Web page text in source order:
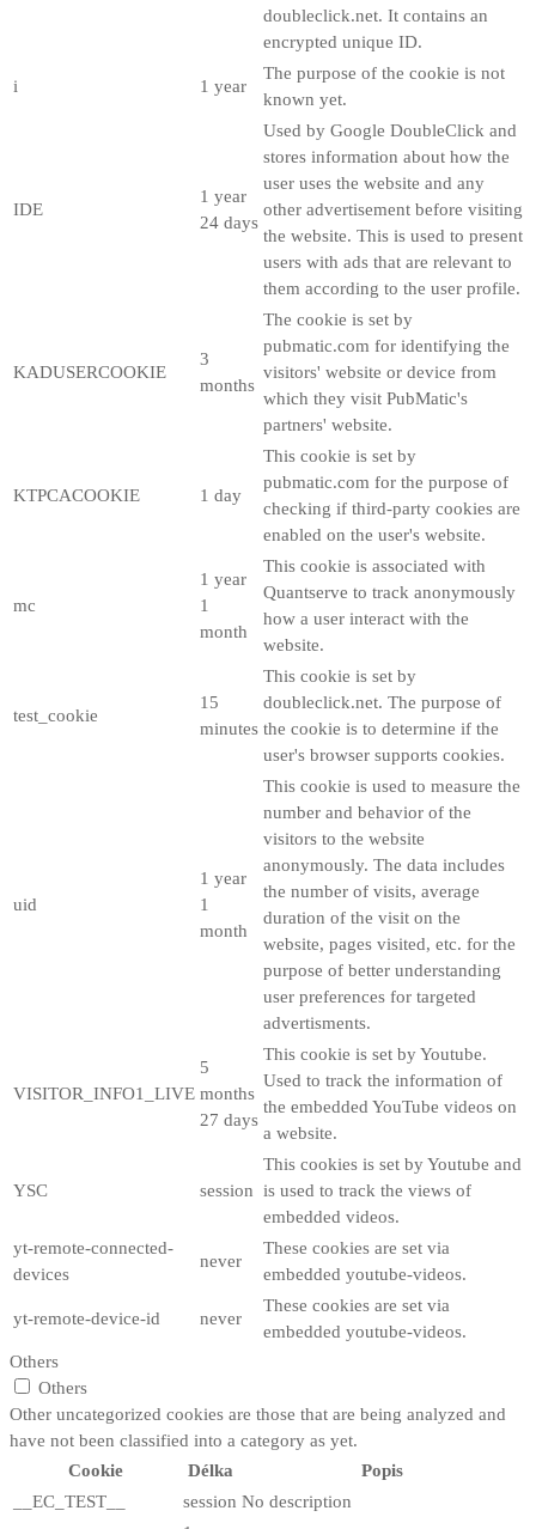
doubleclick.net. It contains an
encrypted unique ID.
i 1 year
The purpose of the cookie is not
known yet.
IDE
1 year
24 days
Used by Google DoubleClick and
stores information about how the
user uses the website and any
other advertisement before visiting
the website. This is used to present
users with ads that are relevant to
them according to the user profile.
KADUSERCOOKIE
3
months
The cookie is set by
pubmatic.com for identifying the
visitors' website or device from
which they visit PubMatic's
partners' website.
KTPCACOOKIE 1 day
This cookie is set by
pubmatic.com for the purpose of
checking if third-party cookies are
enabled on the user's website.
mc
1 year
1
month
This cookie is associated with
Quantserve to track anonymously
how a user interact with the
website.
test_cookie
15
minutes
This cookie is set by
doubleclick.net. The purpose of
the cookie is to determine if the
user's browser supports cookies.
uid
1 year
1
month
This cookie is used to measure the
number and behavior of the
visitors to the website
anonymously. The data includes
the number of visits, average
duration of the visit on the
website, pages visited, etc. for the
purpose of better understanding
user preferences for targeted
advertisments.
VISITOR_INFO1_LIVE
5
months
27 days
This cookie is set by Youtube.
Used to track the information of
the embedded YouTube videos on
a website.
YSC session
This cookies is set by Youtube and
is used to track the views of
embedded videos.
yt-remote-connected-
devices
never
These cookies are set via
embedded youtube-videos.
yt-remote-device-id never
These cookies are set via
embedded youtube-videos.
Others
Others
Other uncategorized cookies are those that are being analyzed and
have not been classified into a category as yet.
Cookie
Délka
Popis
__EC_TEST__
session No description